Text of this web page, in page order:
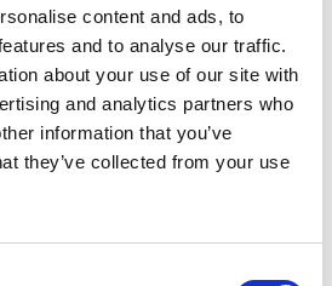
content and ads, to
and to analyse our traffic.
about your use of our site with
and analytics partners who
information that you’ve
they’ve collected from your use
Strnad odkoupil 14%